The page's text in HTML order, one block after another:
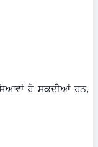
ਹੋ ਸਕਦੀਆਂ ਹਨ,